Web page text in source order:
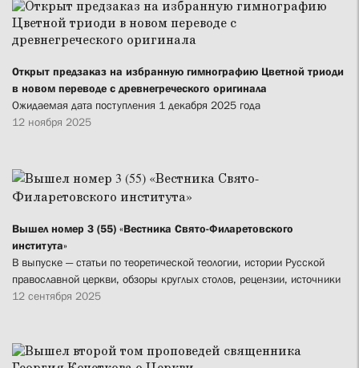
Открыт предзаказ на избранную гимнографию Цветной триоди
в новом переводе с древнегреческого оригинала
Ожидаемая дата поступления 1 декабря 2025 года
12 ноября 2025
Вышел номер 3 (55) «Вестника Свято-Филаретовского
института»
В выпуске — статьи по теоретической теологии, истории Русской
православной церкви, обзоры круглых столов, рецензии, источники
12 сентября 2025